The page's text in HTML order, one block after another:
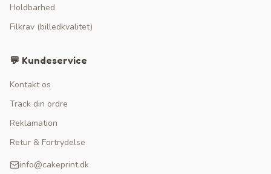
Holdbarhed
Filkrav (billedkvalitet)
💬 Kundeservice
Kontakt os
Track din ordre
Reklamation
Retur & Fortrydelse
info@cakeprint.dk